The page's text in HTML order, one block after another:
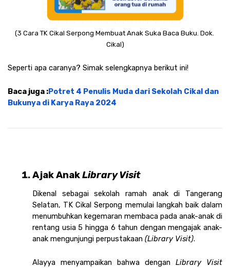
(3 Cara TK Cikal Serpong Membuat Anak Suka Baca Buku. Dok.
Cikal)
Seperti apa caranya? Simak selengkapnya berikut ini!
Baca juga :Potret 4 Penulis Muda dari Sekolah Cikal dan
Bukunya di Karya Raya 2024
Ajak Anak Library Visit
Dikenal sebagai sekolah ramah anak di Tangerang
Selatan, TK Cikal Serpong memulai langkah baik dalam
menumbuhkan kegemaran membaca pada anak-anak di
rentang usia 5 hingga 6 tahun dengan mengajak anak-
anak mengunjungi perpustakaan (Library Visit).
Alayya menyampaikan bahwa dengan